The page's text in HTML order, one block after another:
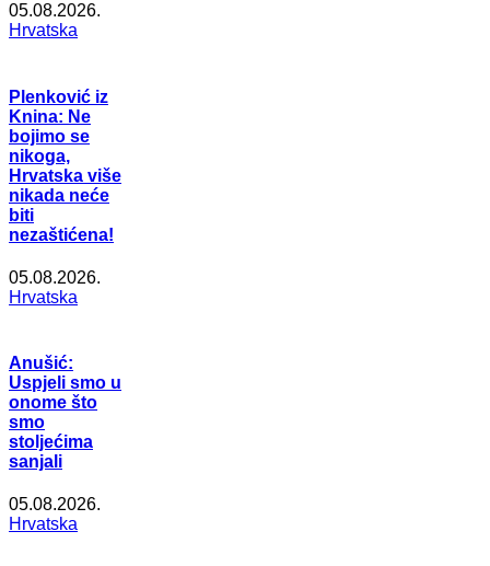
05.08.2026.
Hrvatska
Plenković iz
Knina: Ne
bojimo se
nikoga,
Hrvatska više
nikada neće
biti
nezaštićena!
05.08.2026.
Hrvatska
Anušić:
Uspjeli smo u
onome što
smo
stoljećima
sanjali
05.08.2026.
Hrvatska